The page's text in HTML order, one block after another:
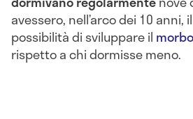
avessero, nell’arco dei 10 anni,
possibilità di sviluppare il
rispetto a chi dormisse meno.